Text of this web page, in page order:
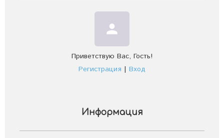
person
Приветствую Вас, Гость!
Регистрация | Вход
Информация